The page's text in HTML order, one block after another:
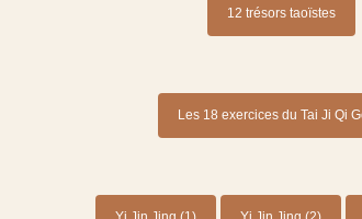
12 trésors taoïstes
Les 18 exercices du Tai Ji Qi